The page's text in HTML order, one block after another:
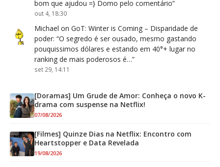
bom que ajudou =} Domo pelo comentário”
out 4, 18:30
Michael on GoT: Winter is Coming – Disparidade de
poder: “O segredo é ser ousado, mesmo gastando
pouquissimos dólares e estando em 40°+ lugar no
ranking de mais poderosos é…”
set 29, 14:11
[Doramas] Um Grude de Amor: Conheça o novo K-
drama com suspense na Netflix!
07/08/2026
[Filmes] Quinze Dias na Netflix: Encontro com
Heartstopper e Data Revelada
19/08/2026